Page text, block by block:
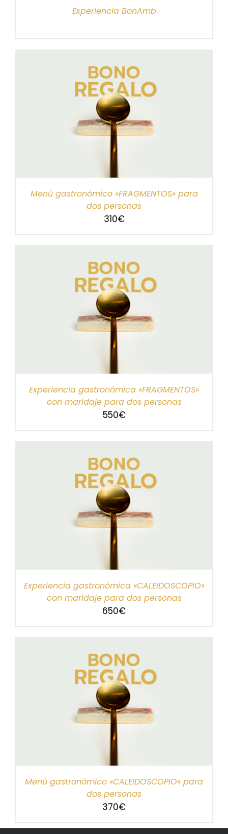
Experiencia BonAmb
Menú gastronómico «FRAGMENTOS» para
dos personas
310€
Experiencia gastronómica «FRAGMENTOS»
con maridaje para dos personas
550€
Experiencia gastronómica «CALEIDOSCOPIO»
con maridaje para dos personas
650€
Menú gastronómico «CALEIDOSCOPIO» para
dos personas
370€